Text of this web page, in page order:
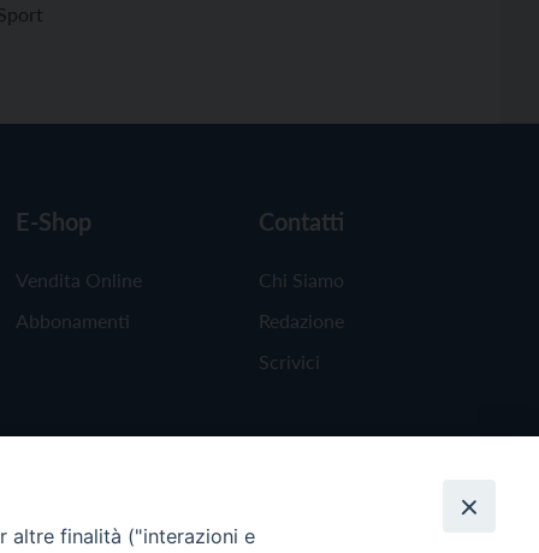
E-Shop
Vendita Online
Abbonamenti
Contatti
Chi Siamo
Redazione
Scrivici
altre finalità ("interazioni e